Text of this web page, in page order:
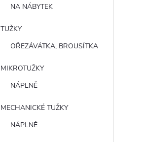
NA NÁBYTEK
TUŽKY
OŘEZÁVÁTKA, BROUSÍTKA
MIKROTUŽKY
NÁPLNĚ
MECHANICKÉ TUŽKY
NÁPLNĚ